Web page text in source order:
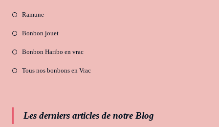
Ramune
Bonbon jouet
Bonbon Haribo en vrac
Tous nos bonbons en Vrac
Les derniers articles de notre Blog